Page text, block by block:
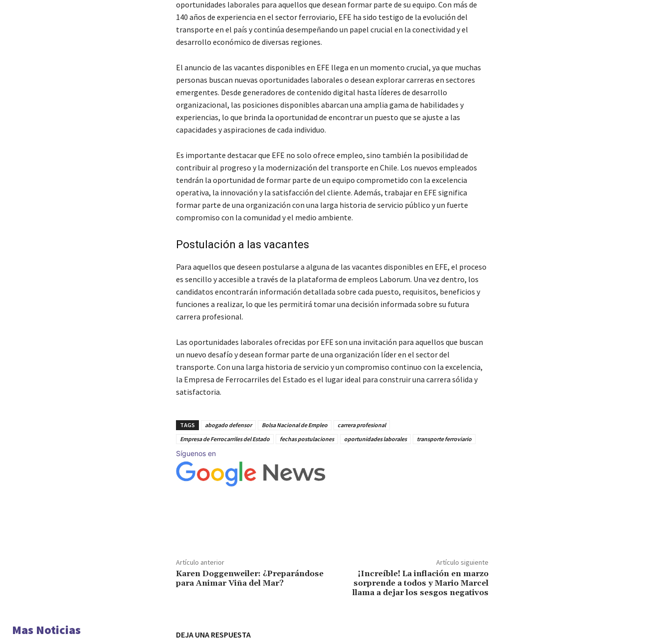
oportunidades laborales para aquellos que desean formar parte de su equipo. Con más de
140 años de experiencia en el sector ferroviario, EFE ha sido testigo de la evolución del
transporte en el país y continúa desempeñando un papel crucial en la conectividad y el
desarrollo económico de diversas regiones.
El anuncio de las vacantes disponibles en EFE llega en un momento crucial, ya que muchas
personas buscan nuevas oportunidades laborales o desean explorar carreras en sectores
emergentes. Desde generadores de contenido digital hasta líderes de desarrollo
organizacional, las posiciones disponibles abarcan una amplia gama de habilidades y
experiencias, lo que brinda la oportunidad de encontrar un puesto que se ajuste a las
capacidades y aspiraciones de cada individuo.
Es importante destacar que EFE no solo ofrece empleo, sino también la posibilidad de
contribuir al progreso y la modernización del transporte en Chile. Los nuevos empleados
tendrán la oportunidad de formar parte de un equipo comprometido con la excelencia
operativa, la innovación y la satisfacción del cliente. Además, trabajar en EFE significa
formar parte de una organización con una larga historia de servicio público y un fuerte
compromiso con la comunidad y el medio ambiente.
Postulación a las vacantes
Para aquellos que deseen postularse a alguna de las vacantes disponibles en EFE, el proceso
es sencillo y accesible a través de la plataforma de empleos Laborum. Una vez dentro, los
candidatos encontrarán información detallada sobre cada puesto, requisitos, beneficios y
funciones a realizar, lo que les permitirá tomar una decisión informada sobre su futura
carrera profesional.
Las oportunidades laborales ofrecidas por EFE son una invitación para aquellos que buscan
un nuevo desafío y desean formar parte de una organización líder en el sector del
transporte. Con una larga historia de servicio y un compromiso continuo con la excelencia,
la Empresa de Ferrocarriles del Estado es el lugar ideal para construir una carrera sólida y
satisfactoria.
TAGS abogado defensor Bolsa Nacional de Empleo
carrera profesional
Empresa de Ferrocarriles del Estado
fechas postulaciones oportunidades laborales transporte ferroviario
Síguenos en
Artículo anterior
Karen Doggenweiler: ¿Preparándose
para Animar Viña del Mar?
Artículo siguiente
¡Increíble! La inflación en marzo
sorprende a todos y Mario Marcel
llama a dejar los sesgos negativos
Mas Noticias DEJA UNA RESPUESTA